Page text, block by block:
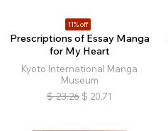
11% off
Prescriptions of Essay Manga
for My Heart
Kyoto International Manga
Museum
$ 23.26 $ 20.71